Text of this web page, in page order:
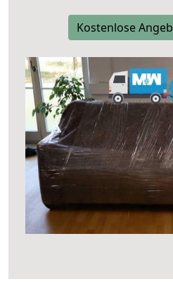
Kostenlose